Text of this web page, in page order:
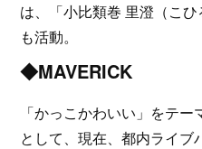
は、「小比類巻 里澄（こ
も活動。
◆MAVERICK
「かっこかわいい」をテ
として、現在、都内ライブ